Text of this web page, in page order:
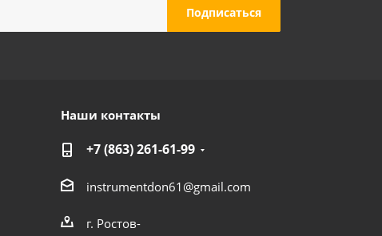
Наши контакты
+7 (863) 261-61-99
instrumentdon61@gmail.com
г. Ростов-